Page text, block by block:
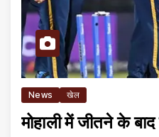
News खेल
मोहाली में जीतने के